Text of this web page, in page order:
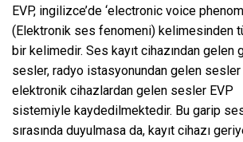
EVP, ingilizce’de ‘electronic voice
(Elektronik ses fenomeni) kelimesinden
bir kelimedir. Ses kayıt cihazından gelen
sesler, radyo istasyonundan gelen
elektronik cihazlardan gelen sesler EVP
sistemiyle kaydedilmektedir. Bu garip
sırasında duyulmasa da, kayıt cihazı